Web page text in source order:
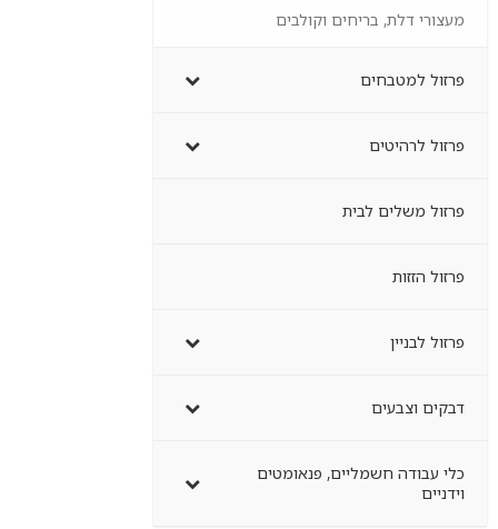
מעצורי דלת, בריחים וקולבים
פרזול למטבחים
פרזול לרהיטים
פרזול משלים לבית
פרזול הזזות
פרזול לבניין
דבקים וצבעים
כלי עבודה חשמליים, פנאומטים
וידניים